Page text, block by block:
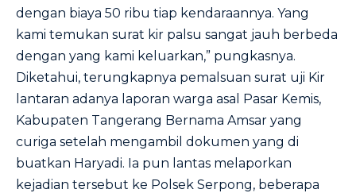
dengan biaya 50 ribu tiap kendaraannya. Yang
kami temukan surat kir palsu sangat jauh berbeda
dengan yang kami keluarkan,” pungkasnya.
Diketahui, terungkapnya pemalsuan surat uji Kir
lantaran adanya laporan warga asal Pasar Kemis,
Kabupaten Tangerang Bernama Amsar yang
curiga setelah mengambil dokumen yang di
buatkan Haryadi. Ia pun lantas melaporkan
kejadian tersebut ke Polsek Serpong, beberapa